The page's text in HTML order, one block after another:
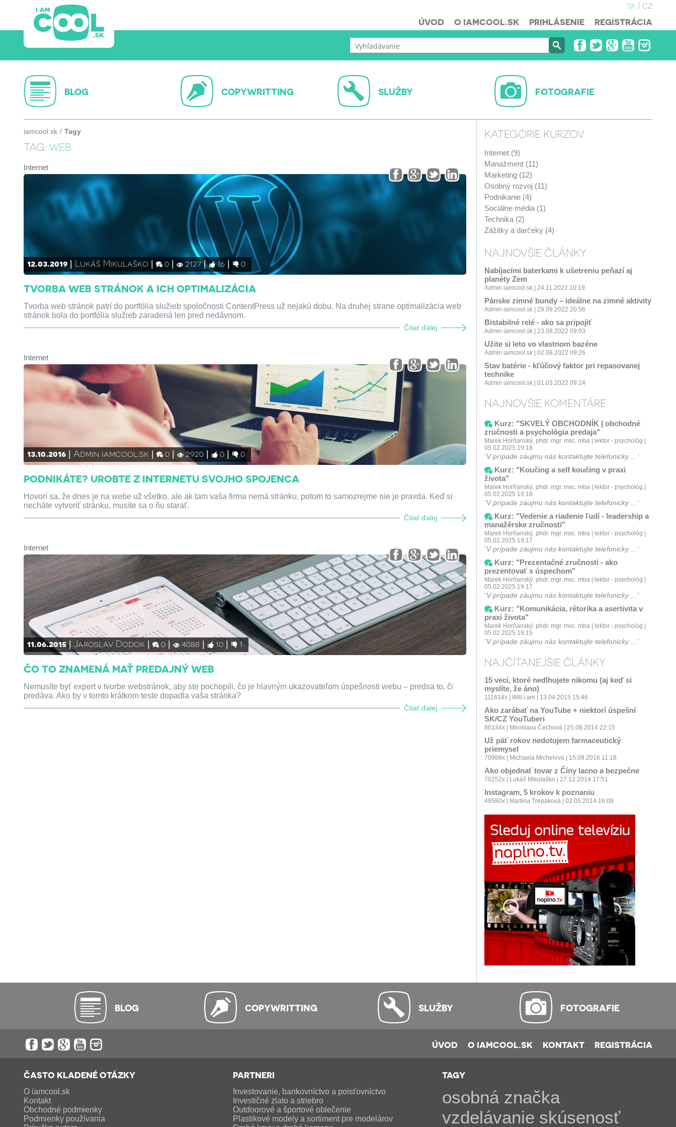
sk
cz
ÚVOD
O IAMCOOL.SK PRIHLÁSENIE REGISTRÁCIA
BLOG COPYWRITTING SLUŽBY FOTOGRAFIE
iamcool.sk Tagy
TAG:WEB
Internet
12.03.2019 Lukáš Mikulaško 0 2127 16 0
TVORBA WEB STRÁNOK A ICH OPTIMALIZÁCIA
Tvorba web stránok patrí do portfólia služieb spoločnosti ContentPress už nejakú dobu. Na druhej strane optimalizácia web
stránok bola do portfólia služieb zaradená len pred nedávnom.
Čítať ďalej
Internet
13.10.2016 Admin iamcool.sk 0 2920 0 0
PODNIKÁTE? UROBTE Z INTERNETU SVOJHO SPOJENCA
Hovorí sa, že dnes je na webe už všetko, ale ak tam vaša firma nemá stránku, potom to samozrejme nie je pravda. Keď si
necháte vytvoriť stránku, musíte sa o ňu starať.
Čítať ďalej
Internet
11.06.2015 Jaroslav Dodok 0 4088 10 1
ČO TO ZNAMENÁ MAŤ PREDAJNÝ WEB
Nemusíte byť expert v tvorbe webstránok, aby ste pochopili, čo je hlavným ukazovateľom úspešnosti webu – predsa to, či
predáva. Ako by v tomto krátkom teste dopadla vaša stránka?
Čítať ďalej
KATEGÓRIE KURZOV
Internet (9)
Manažment (11)
Marketing (12)
Osobný rozvoj (11)
Podnikanie (4)
Sociálne média (1)
Technika (2)
Zážitky a darčeky (4)
NAJNOVŠIE ČLÁNKY
Nabíjacími baterkami k ušetreniu peňazí aj
planéty Zem
Admin iamcool.sk | 24.11.2022 10:19
Pánske zimné bundy – ideálne na zimné aktivity
Admin iamcool.sk | 29.09.2022 20:56
Bistabilné relé - ako sa pripojiť
Admin iamcool.sk | 23.08.2022 09:03
Užite si leto vo vlastnom bazéne
Admin iamcool.sk | 02.08.2022 09:26
Stav batérie - kľúčový faktor pri repasovanej
technike
Admin iamcool.sk | 01.03.2022 09:24
NAJNOVŠIE KOMENTÁRE
Kurz: "SKVELÝ OBCHODNÍK | obchodné
zručnosti a psychológia predaja"
Marek Horňanský, phdr. mgr. msc. mba | lektor - psychológ |
05.02.2025 19:18
V prípade záujmu nás kontaktujte telefonicky ...
Kurz: "Koučing a self koučing v praxi
života"
Marek Horňanský, phdr. mgr. msc. mba | lektor - psychológ |
05.02.2025 19:18
V prípade záujmu nás kontaktujte telefonicky ...
Kurz: "Vedenie a riadenie ľudí - leadership a
manažérske zručnosti"
Marek Horňanský, phdr. mgr. msc. mba | lektor - psychológ |
05.02.2025 19:17
V prípade záujmu nás kontaktujte telefonicky ...
Kurz: "Prezentačné zručnosti - ako
prezentovať s úspechom"
Marek Horňanský, phdr. mgr. msc. mba | lektor - psychológ |
05.02.2025 19:17
V prípade záujmu nás kontaktujte telefonicky ...
Kurz: "Komunikácia, rétorika a asertivita v
praxi života"
Marek Horňanský, phdr. mgr. msc. mba | lektor - psychológ |
05.02.2025 19:15
V prípade záujmu nás kontaktujte telefonicky ...
NAJČÍTANEJŠIE ČLÁNKY
15 vecí, ktoré nedlhujete nikomu (aj keď si
myslíte, že áno)
111614x | Will.i.am | 13.04.2015 15:46
Ako zarábať na YouTube + niektorí úspešní
SK/CZ YouTuberi
86134x | Miroslava Čechová | 25.08.2014 22:15
Už päť rokov nedotujem farmaceutický
priemysel
70988x | Michaela Michelová | 15.08.2016 11:18
Ako objednať tovar z Číny lacno a bezpečne
70252x | Lukáš Mikulaško | 27.12.2014 17:51
Instagram, 5 krokov k poznaniu
49580x | Martina Trepáková | 02.05.2014 16:09
BLOG COPYWRITTING SLUŽBY FOTOGRAFIE
ÚVOD O IAMCOOL.SK KONTAKT REGISTRÁCIA
ČASTO KLADENÉ OTÁZKY
O iamcool.sk
Kontakt
Obchodné podmienky
Podmienky používania
PARTNERI
Investovanie, bankovníctvo a poisťovníctvo
Investičné zlato a striebro
Outdoorové a športové oblečenie
Plastikové modely a sortiment pre modelárov
TAGY
osobná značka
vzdelávanie skúsenosť